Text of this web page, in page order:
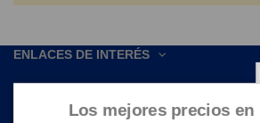
ENLACES DE INTERÉS
Los mejores precios en